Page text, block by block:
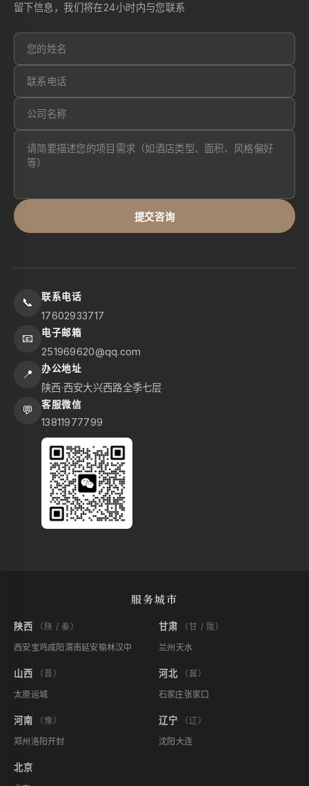
留下信息，我们将在24小时内与您联系
提交咨询
📞 联系电话
17602933717
📧 电子邮箱
251969620@qq.com
📍 办公地址
陕西·西安大兴西路全季七层
💬 客服微信
13811977799
服务城市
陕西
（陕 / 秦）
西安宝鸡咸阳 渭南延安榆林汉中
甘肃
（甘 / 陇）
兰州 天水
山西
（晋）
太原运城
河北
（冀）
石家庄张家口
河南
（豫）
郑州 洛阳开封
辽宁
（辽）
沈阳 大连
北京